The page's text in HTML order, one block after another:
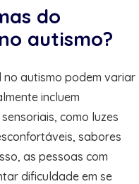
do
autismo?
no autismo podem variar
incluem
como luzes
sabores
as pessoas com
dificuldade em se